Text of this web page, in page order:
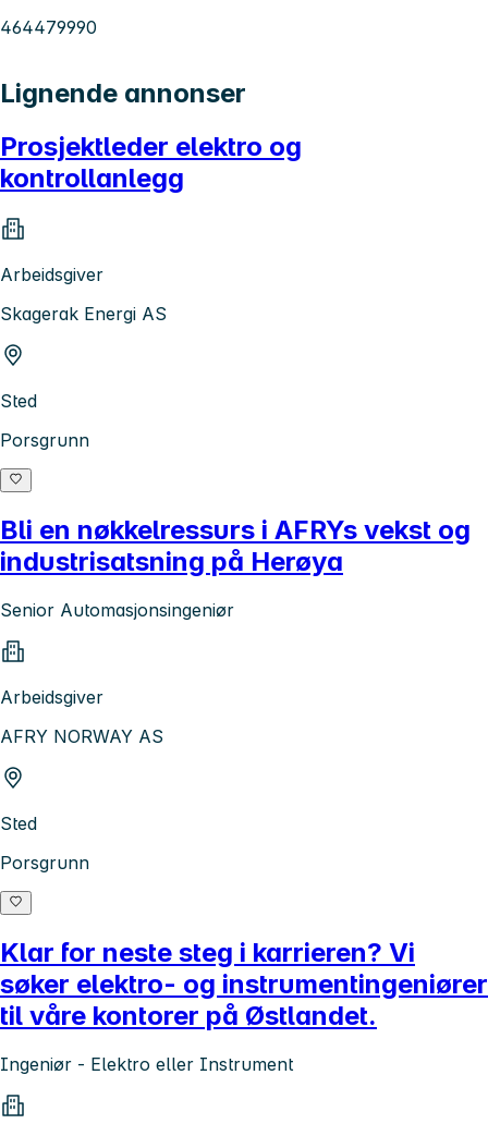
464479990
Lignende annonser
Prosjektleder elektro og
kontrollanlegg
Arbeidsgiver
Skagerak Energi AS
Sted
Porsgrunn
Bli en nøkkelressurs i AFRYs vekst og
industrisatsning på Herøya
Senior Automasjonsingeniør
Arbeidsgiver
AFRY NORWAY AS
Sted
Porsgrunn
Klar for neste steg i karrieren? Vi
søker elektro- og instrumentingeniører
til våre kontorer på Østlandet.
Ingeniør - Elektro eller Instrument